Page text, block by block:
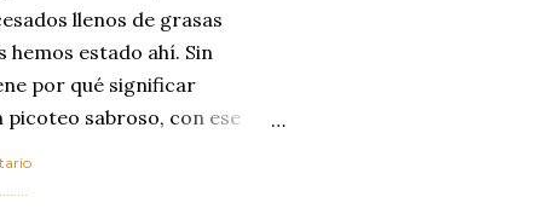
llenos de grasas
hemos estado ahí. Sin
por qué significar
sabroso, con ese
horno van a cambiar por